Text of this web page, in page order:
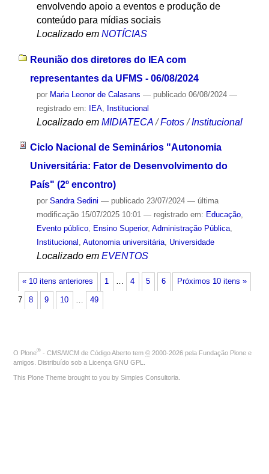
envolvendo apoio a eventos e produção de
conteúdo para mídias sociais
Localizado em NOTÍCIAS
Reunião dos diretores do IEA com
representantes da UFMS - 06/08/2024
por Maria Leonor de Calasans — publicado06/08/2024 —
registrado em: IEA, Institucional
Localizado em MIDIATECA /Fotos /Institucional
Ciclo Nacional de Seminários "Autonomia
Universitária: Fator de Desenvolvimento do
País" (2º encontro)
por Sandra Sedini — publicado23/07/2024 — última
modificação15/07/2025 10:01 — registrado em: Educação,
Evento público, Ensino Superior, Administração Pública,
Institucional , Autonomia universitária, Universidade
Localizado em EVENTOS
« 10 itens anteriores Próximos 10 itens »
1 … 4 5 6
7 8 9 10 … 49
O Plone® - CMS/WCM de Código Aberto tem © 2000-2026 pela Fundação Plone e
amigos. Distribuído sob a Licença GNU GPL
This Plone Theme brought to you by Simples Consultoria